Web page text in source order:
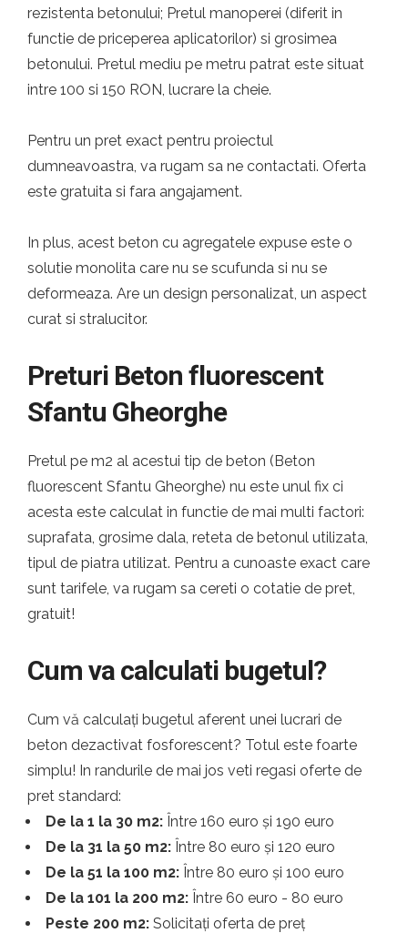
rezistenta betonului; Pretul manoperei (diferit in
functie de priceperea aplicatorilor) si grosimea
betonului. Pretul mediu pe metru patrat este situat
intre 100 si 150 RON, lucrare la cheie.
Pentru un pret exact pentru proiectul
dumneavoastra, va rugam sa ne contactati. Oferta
este gratuita si fara angajament.
In plus, acest beton cu agregatele expuse este o
solutie monolita care nu se scufunda si nu se
deformeaza. Are un design personalizat, un aspect
curat si stralucitor.
Preturi Beton fluorescent
Sfantu Gheorghe
Pretul pe m2 al acestui tip de beton (Beton
fluorescent Sfantu Gheorghe) nu este unul fix ci
acesta este calculat in functie de mai multi factori:
suprafata, grosime dala, reteta de betonul utilizata,
tipul de piatra utilizat. Pentru a cunoaste exact care
sunt tarifele, va rugam sa cereti o cotatie de pret,
gratuit!
Cum va calculati bugetul?
Cum vă calculați bugetul aferent unei lucrari de
beton dezactivat fosforescent? Totul este foarte
simplu! In randurile de mai jos veti regasi oferte de
pret standard:
De la 1 la 30 m2: Între 160 euro și 190 euro
De la 31 la 50 m2: Între 80 euro și 120 euro
De la 51 la 100 m2: Între 80 euro și 100 euro
De la 101 la 200 m2: Între 60 euro - 80 euro
Peste 200 m2: Solicitați oferta de preț